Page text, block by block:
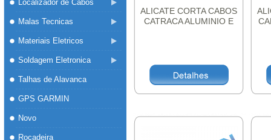
Localizador de Cabos
Malas Tecnicas
Materiais Eletricos
Soldagem Eletronica
Talhas de Alavanca
GPS GARMIN
Novo
Roçadeira
ALICATE CORTA CABOS
CATRACA ALUMINIO E